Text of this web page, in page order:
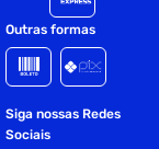
Outras formas
Siga nossas Redes
Sociais